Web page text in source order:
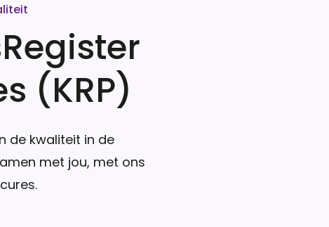
(KRP)
de kwaliteit in de
met jou, met ons